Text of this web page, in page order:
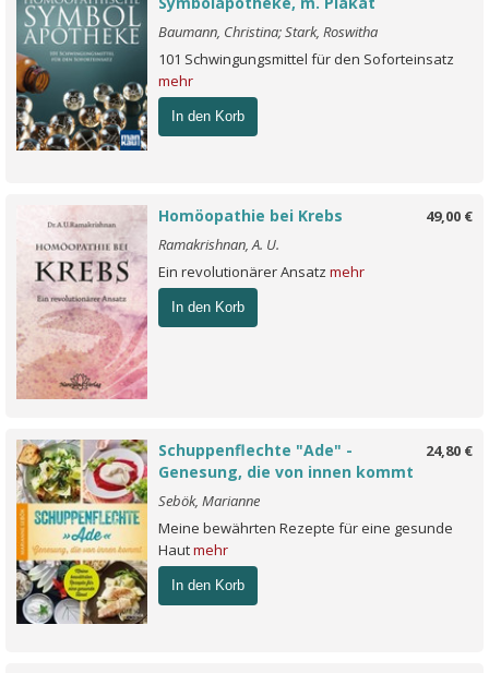
Baumann, Christina; Stark, Roswitha
101 Schwingungsmittel für den Soforteinsatz
mehr
In den Korb
49,00 €
Homöopathie bei Krebs
Ramakrishnan, A. U.
Ein revolutionärer Ansatz mehr
In den Korb
24,80 €
Schuppenflechte "Ade" -
Genesung, die von innen kommt
Sebök, Marianne
Meine bewährten Rezepte für eine gesunde
Hautmehr
In den Korb